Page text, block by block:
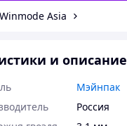
Asia
и описание
Мэйнпак
Россия